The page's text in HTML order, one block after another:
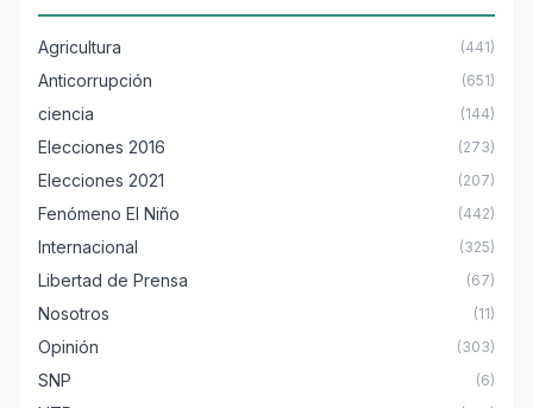
Agricultura (441)
Anticorrupción (651)
ciencia (144)
Elecciones 2016 (273)
Elecciones 2021 (207)
Fenómeno El Niño (442)
Internacional (325)
Libertad de Prensa (67)
Nosotros (11)
Opinión (303)
SNP (6)